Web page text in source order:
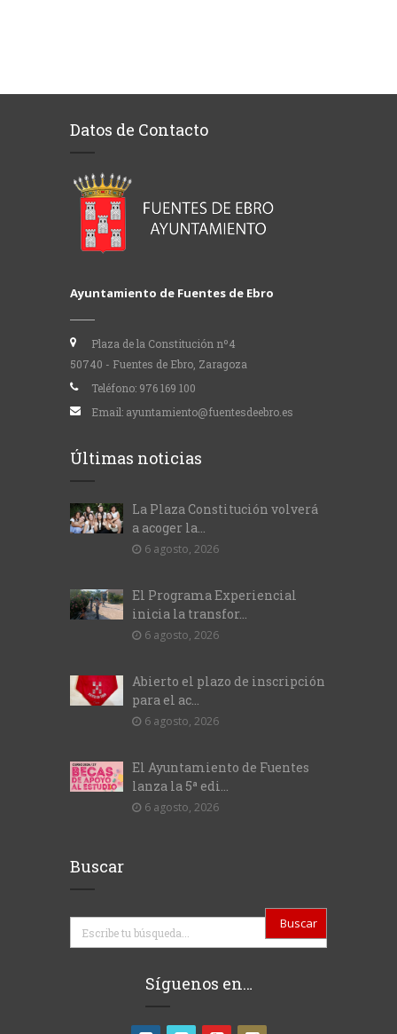
Datos de Contacto
Ayuntamiento de Fuentes de Ebro
Plaza de la Constitución nº4
50740 - Fuentes de Ebro, Zaragoza
Teléfono: 976 169 100
Email: ayuntamiento@fuentesdeebro.es
Últimas noticias
La Plaza Constitución volverá
a acoger la...
6 agosto, 2026
El Programa Experiencial
inicia la transfor...
6 agosto, 2026
Abierto el plazo de inscripción
para el ac...
6 agosto, 2026
El Ayuntamiento de Fuentes
lanza la 5ª edi...
6 agosto, 2026
Buscar
Buscar
Síguenos en…